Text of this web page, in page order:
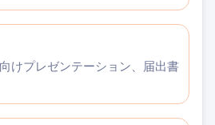
けプレゼンテーション、届出書